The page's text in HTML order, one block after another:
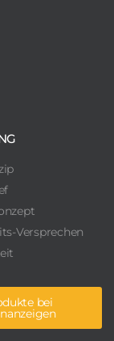
Versprechen
bei